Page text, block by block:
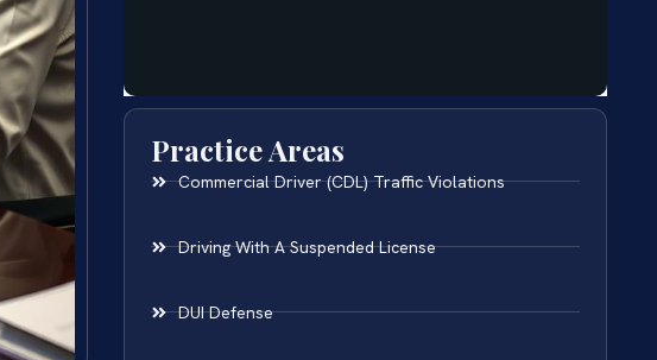
Practice Areas
Commercial Driver (CDL) Traffic Violations
Driving With A Suspended License
DUI Defense